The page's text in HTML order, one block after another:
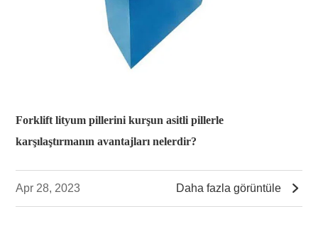
Forklift lityum pillerini kurşun asitli pillerle
karşılaştırmanın avantajları nelerdir?
Apr 28, 2023 Daha fazla görüntüle 